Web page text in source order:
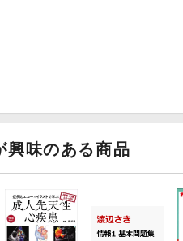
興味のある商品